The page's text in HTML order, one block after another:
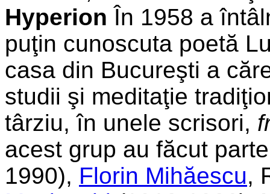
Hyperion În 1958 a
puţin cunoscuta poetă
casa din Bucureşti a
studii şi meditaţie
târziu, în unele scrisori,
acest grup au făcut
1990), Florin Mihăescu,